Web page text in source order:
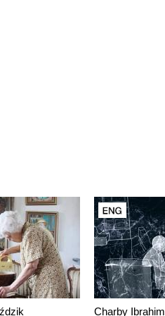
Charby Ibrahim